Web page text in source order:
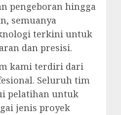
pengeboran hingga
semuanya
terkini untuk
dan presisi.
kami terdiri dari
Seluruh tim
pelatihan untuk
jenis proyek